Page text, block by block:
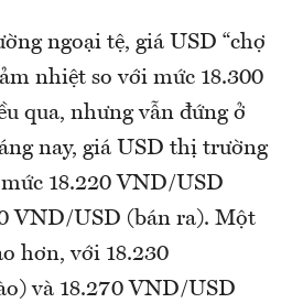
ngoại tệ, giá USD “chợ
nhiệt so với mức 18.300
qua, nhưng vẫn đứng ở
nay, giá USD thị trường
18.220 VND/USD
VND/USD (bán ra). Một
hơn, với 18.230
và 18.270 VND/USD